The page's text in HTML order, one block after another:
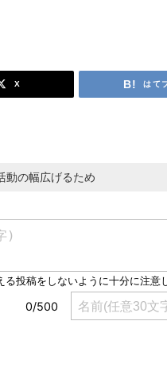
X はて
動の幅広げるため